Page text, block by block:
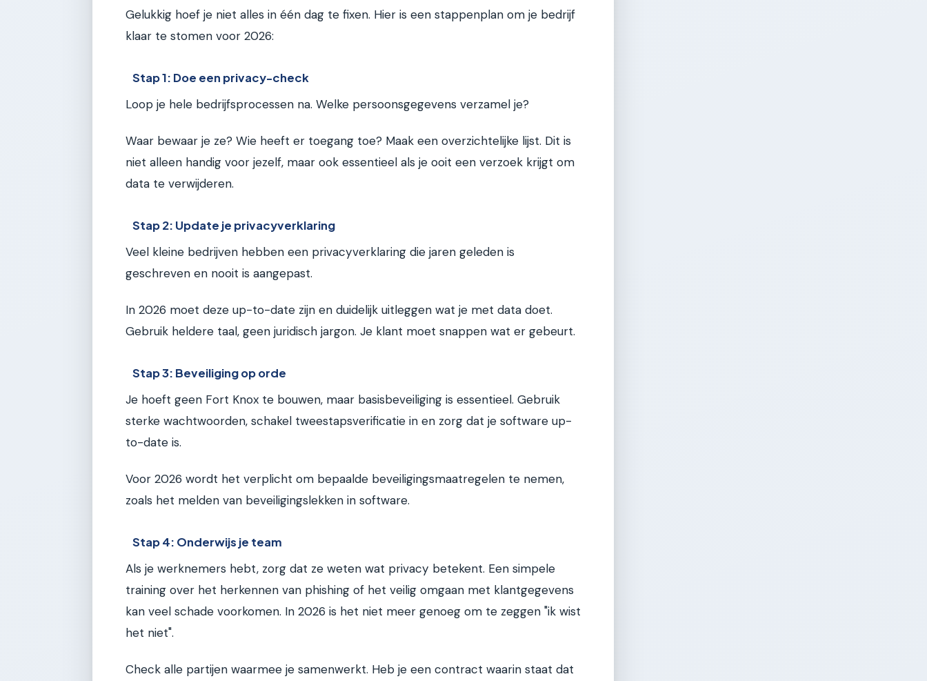
Gelukkig hoef je niet alles in één dag te fixen. Hier is een stappenplan om je bedrijf
klaar te stomen voor 2026:
Stap 1: Doe een privacy-check
Loop je hele bedrijfsprocessen na. Welke persoonsgegevens verzamel je?
Waar bewaar je ze? Wie heeft er toegang toe? Maak een overzichtelijke lijst. Dit is
niet alleen handig voor jezelf, maar ook essentieel als je ooit een verzoek krijgt om
data te verwijderen.
Stap 2: Update je privacyverklaring
Veel kleine bedrijven hebben een privacyverklaring die jaren geleden is
geschreven en nooit is aangepast.
In 2026 moet deze up-to-date zijn en duidelijk uitleggen wat je met data doet.
Gebruik heldere taal, geen juridisch jargon. Je klant moet snappen wat er gebeurt.
Stap 3: Beveiliging op orde
Je hoeft geen Fort Knox te bouwen, maar basisbeveiliging is essentieel. Gebruik
sterke wachtwoorden, schakel tweestapsverificatie in en zorg dat je software up-
to-date is.
Voor 2026 wordt het verplicht om bepaalde beveiligingsmaatregelen te nemen,
zoals het melden van beveiligingslekken in software.
Stap 4: Onderwijs je team
Als je werknemers hebt, zorg dat ze weten wat privacy betekent. Een simpele
training over het herkennen van phishing of het veilig omgaan met klantgegevens
kan veel schade voorkomen. In 2026 is het niet meer genoeg om te zeggen "ik wist
het niet".
Check alle partijen waarmee je samenwerkt. Heb je een contract waarin staat dat